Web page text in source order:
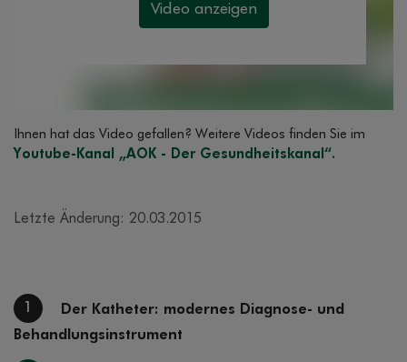
Ihnen hat das Video gefallen? Weitere Videos finden Sie im
Youtube-Kanal „AOK - Der Gesundheitskanal“.
Letzte Änderung: 20.03.2015
1
Der Katheter: modernes Diagnose- und
Behandlungsinstrument